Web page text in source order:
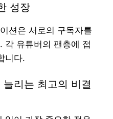
성장
션은 서로의 구독자를
각 유튜버의 팬층에 접
니다.
리는 최고의 비결